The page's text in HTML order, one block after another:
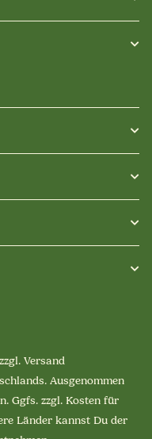
Versand
Ausgenommen
Ggfs. zzgl. Kosten für
Länder kannst Du der